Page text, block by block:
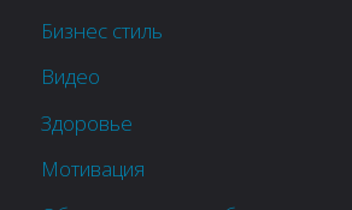
Бизнес стиль
Видео
Здоровье
Мотивация